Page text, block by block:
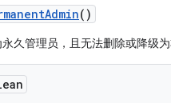
Admin()
久管理员，且无法删除或降级